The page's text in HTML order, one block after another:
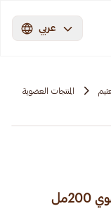
عربي
المنتجات العضوية